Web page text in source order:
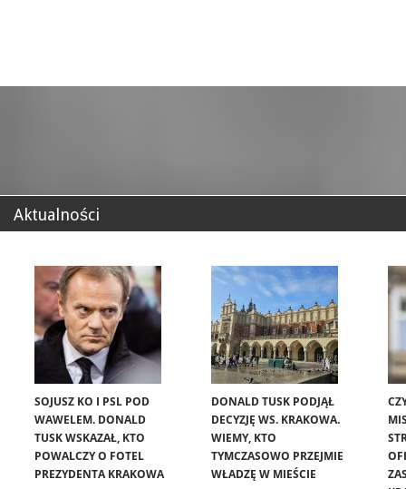
Aktualności
SOJUSZ KO I PSL POD
WAWELEM. DONALD
TUSK WSKAZAŁ, KTO
POWALCZY O FOTEL
PREZYDENTA KRAKOWA
DONALD TUSK PODJĄŁ
DECYZJĘ WS. KRAKOWA.
WIEMY, KTO
TYMCZASOWO PRZEJMIE
WŁADZĘ W MIEŚCIE